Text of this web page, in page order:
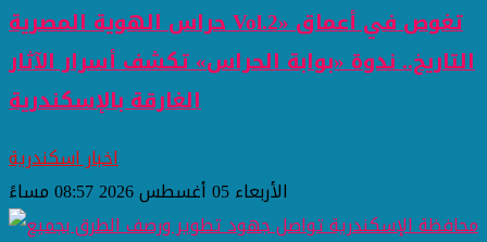
حراس الهوية المصرية Vol.2» تغوص في أعماق
التاريخ.. ندوة «بوابة الحراس» تكشف أسرار الآثار
الغارقة بالإسكندرية
اخبار اسكندرية
الأربعاء 05 أغسطس 2026 08:57 مساءً